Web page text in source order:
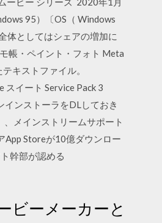
95）〔OS（ Windows
体としてはシェアの増加に
帳・ペイント・フォト Meta
キストファイル。
イート Service Pack 3
ンストーラをDLしておき
メインストリームサポート
App Storeが10億ダウンロー
幹部が認める
ビーメーカーと